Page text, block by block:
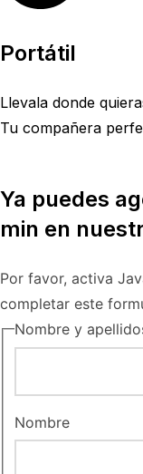
Portátil
Llevala donde
Tu compañera
Ya puedes
min en
Por favor, activa
completar este
Nombre y
Nombre